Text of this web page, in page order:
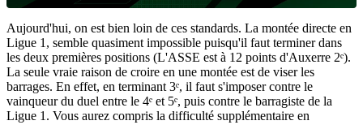
Aujourd'hui, on est bien loin de ces standards. La montée directe en
Ligue 1, semble quasiment impossible puisqu'il faut terminer dans
les deux premières positions (L'ASSE est à 12 points d'Auxerre 2ᵉ).
La seule vraie raison de croire en une montée est de viser les
barrages. En effet, en terminant 3ᵉ, il faut s'imposer contre le
vainqueur du duel entre le 4ᵉ et 5ᵉ, puis contre le barragiste de la
Ligue 1. Vous aurez compris la difficulté supplémentaire en